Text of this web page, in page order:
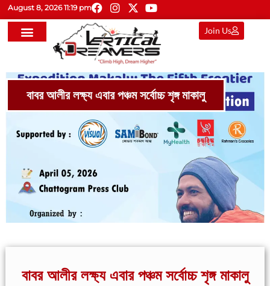
August 8, 2026 11:19 pm
Join Us
বাবর আলীর লক্ষ্য এবার পঞ্চম সর্বোচ্চ শৃঙ্গ মাকালু
বাবর আলীর লক্ষ্য এবার পঞ্চম সর্বোচ্চ শৃঙ্গ মাকালু